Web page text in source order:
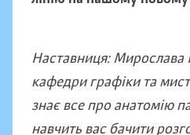
Наставниця: Мирослава
кафедри графіки та
знає все про анатомію
навчить вас бачити